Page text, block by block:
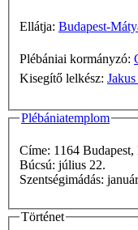
Ellátja: Budapest-
Plébániai kormányzó:
Kisegítő lelkész:
Plébániatemplom
Címe: 1164
Búcsú: július 22.
Történet